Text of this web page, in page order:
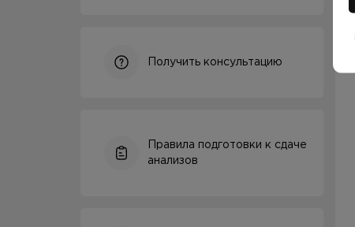
Получить консультацию
Правила подготовки к сдаче
анализов